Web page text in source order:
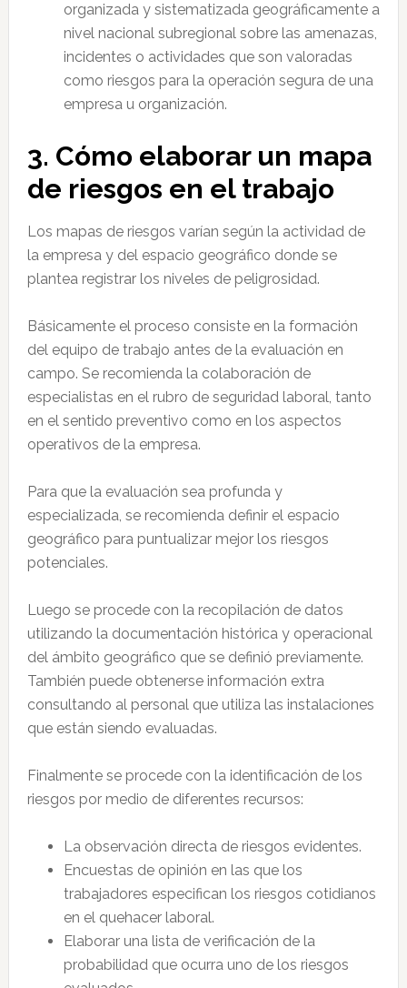
organizada y sistematizada geográficamente a
nivel nacional subregional sobre las amenazas,
incidentes o actividades que son valoradas
como riesgos para la operación segura de una
empresa u organización.
3. Cómo elaborar un mapa
de riesgos en el trabajo
Los mapas de riesgos varían según la actividad de
la empresa y del espacio geográfico donde se
plantea registrar los niveles de peligrosidad.
Básicamente el proceso consiste en la formación
del equipo de trabajo antes de la evaluación en
campo. Se recomienda la colaboración de
especialistas en el rubro de seguridad laboral, tanto
en el sentido preventivo como en los aspectos
operativos de la empresa.
Para que la evaluación sea profunda y
especializada, se recomienda definir el espacio
geográfico para puntualizar mejor los riesgos
potenciales.
Luego se procede con la recopilación de datos
utilizando la documentación histórica y operacional
del ámbito geográfico que se definió previamente.
También puede obtenerse información extra
consultando al personal que utiliza las instalaciones
que están siendo evaluadas.
Finalmente se procede con la identificación de los
riesgos por medio de diferentes recursos:
La observación directa de riesgos evidentes.
Encuestas de opinión en las que los
trabajadores especifican los riesgos cotidianos
en el quehacer laboral.
Elaborar una lista de verificación de la
probabilidad que ocurra uno de los riesgos